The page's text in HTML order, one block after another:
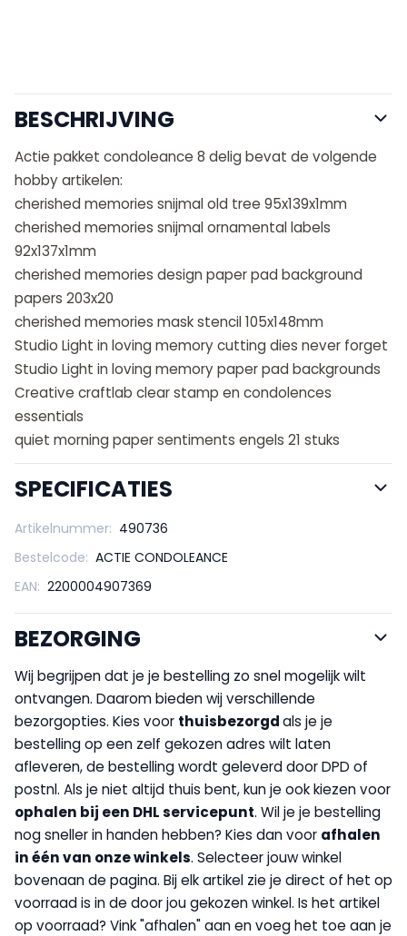
BESCHRIJVING
Actie pakket condoleance 8 delig bevat de volgende
hobby artikelen:
cherished memories snijmal old tree 95x139x1mm
cherished memories snijmal ornamental labels
92x137x1mm
cherished memories design paper pad background
papers 203x20
cherished memories mask stencil 105x148mm
Studio Light in loving memory cutting dies never forget
Studio Light in loving memory paper pad backgrounds
Creative craftlab clear stamp en condolences
essentials
quiet morning paper sentiments engels 21 stuks
SPECIFICATIES
Artikelnummer: 490736
Bestelcode: ACTIE CONDOLEANCE
EAN: 2200004907369
BEZORGING
Wij begrijpen dat je je bestelling zo snel mogelijk wilt
ontvangen. Daarom bieden wij verschillende
bezorgopties. Kies voor thuisbezorgdals je je
bestelling op een zelf gekozen adres wilt laten
afleveren, de bestelling wordt geleverd door DPD of
postnl. Als je niet altijd thuis bent, kun je ook kiezen voor
ophalen bij een DHL servicepunt. Wil je je bestelling
nog sneller in handen hebben? Kies dan voor afhalen
in één van onze winkels. Selecteer jouw winkel
bovenaan de pagina. Bij elk artikel zie je direct of het op
voorraad is in de door jou gekozen winkel. Is het artikel
op voorraad? Vink "afhalen" aan en voeg het toe aan je